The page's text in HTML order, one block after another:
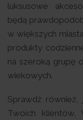
luksusowe
będą
w większych
produkty
na szeroką grupę
wiekowych.
Sprawdź również,
Twoich